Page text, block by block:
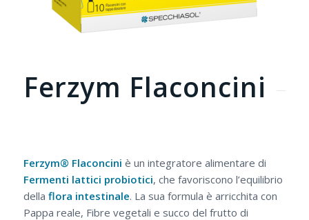
Ferzym Flaconcini
Ferzym® Flaconcini è un integratore alimentare di
Fermenti lattici probiotici, che favoriscono l’equilibrio
della flora intestinale. La sua formula è arricchita con
Pappa reale, Fibre vegetali e succo del frutto di